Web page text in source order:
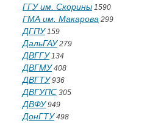
ГГУ им. Скорины 1590
ГМА им. Макарова 299
ДГПУ159
ДальГАУ279
ДВГГУ134
ДВГМУ408
ДВГТУ936
ДВГУПС 305
ДВФУ949
ДонГТУ498